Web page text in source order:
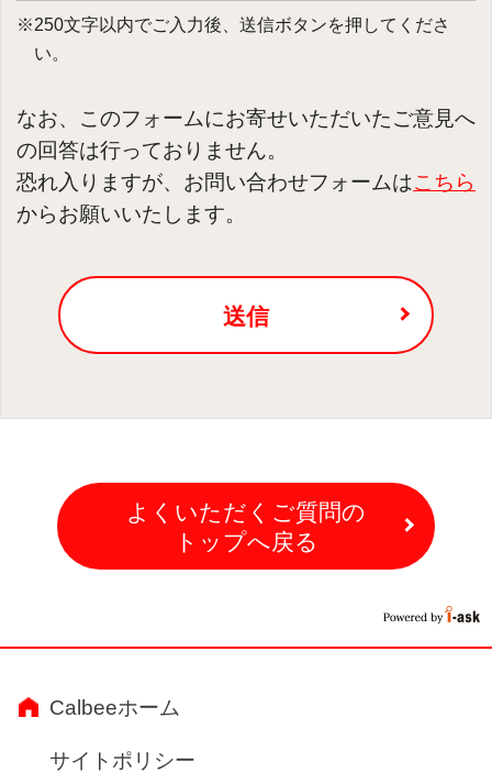
※250文字以内でご入力後、送信ボタンを押してくださ
い。
なお、このフォームにお寄せいただいたご意見へ
の回答は行っておりません。
恐れ入りますが、お問い合わせフォームはこちら
からお願いいたします。
送信
よくいただくご質問の
トップへ戻る
Calbeeホーム
サイトポリシー